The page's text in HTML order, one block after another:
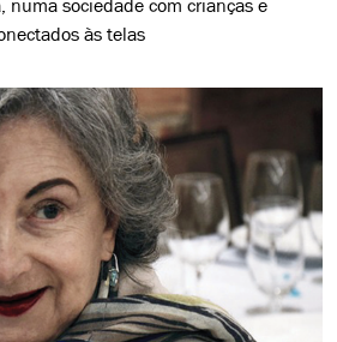
numa sociedade com crianças e
às telas